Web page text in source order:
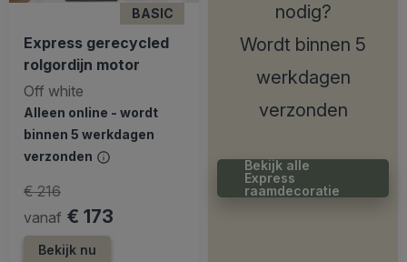
BASIC
Express gerecycled
rolgordijn motor
Off white
Alleen online - wordt
binnen 5 werkdagen
verzonden
vanaf € 173
€ 216
Bekijk nu
nodig?
Wordt binnen 5
werkdagen
verzonden
Bekijk alle
Express
raamdecoratie